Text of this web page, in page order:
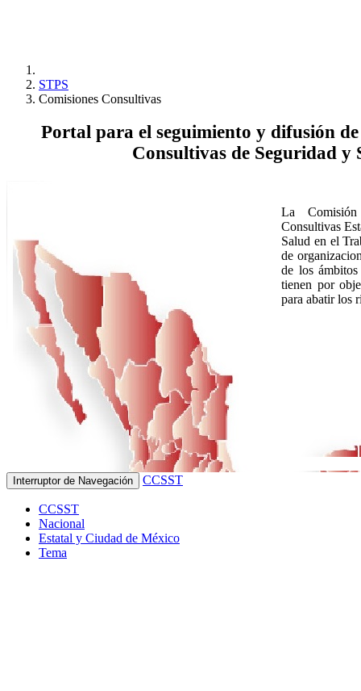
STPS
Comisiones Consultivas
Portal para el seguimiento y difusión
Consultivas de Seguridad y
La
Consultivas
Salud en el
de
de los
tienen por
para abatir los
Interruptor de Navegación CCSST
CCSST
Nacional
Estatal y Ciudad de México
Tema